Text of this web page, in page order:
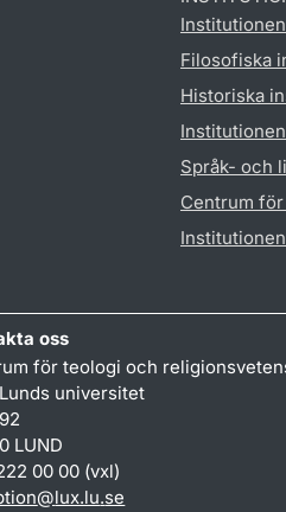
Filosofiska
Historiska
Språk- och
Centrum
oss
för teologi och
universitet
LUND
00 00 (vxl)
@lux.lu.se